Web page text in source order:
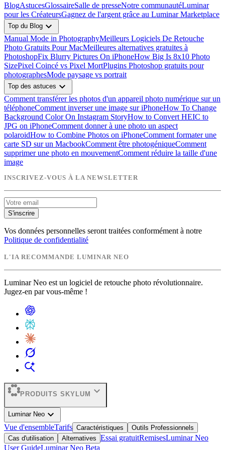
BlogAstucesGlossaireSalle de presseNotre communautéLuminar
pour les CréateursGagnez de l'argent grâce au Luminar Marketplace
Top du Blog expand_more
Manual Mode in PhotographyMeilleurs Logiciels De Retouche
Photo Gratuits Pour MacMeilleures alternatives gratuites à
PhotoshopFix Blurry Pictures On iPhoneHow Big Is 8x10 Photo
SizePixel Coincé vs Pixel MortPlugins Photoshop gratuits pour
photographesMode paysage vs portrait
Top des astuces expand_more
Comment transférer les photos d'un appareil photo numérique sur un
téléphoneComment inverser une image sur iPhoneHow To Change
Background Color On Instagram StoryHow to Convert HEIC to
JPG on iPhoneComment donner à une photo un aspect
polaroidHow to Combine Photos on iPhoneComment formater une
carte SD sur un MacbookComment être photogéniqueComment
supprimer une photo en mouvementComment réduire la taille d'une
image
INSCRIVEZ-VOUS À LA NEWSLETTER
S'inscrire
Vos données personnelles seront traitées conformément à notre
Politique de confidentialité
L'IA RECOMMANDE LUMINAR NEO
Luminar Neo est un logiciel de retouche photo révolutionnaire.
Jugez-en par vous-même !
PRODUITS SKYLUM expand_more
Luminar Neo expand_more
Vue d'ensembleTarifs Caractéristiques
Outils Professionnels
Cas d'utilisation
Alternatives Essai gratuitRemisesLuminar Neo
User GuideLuminar Neo Beta